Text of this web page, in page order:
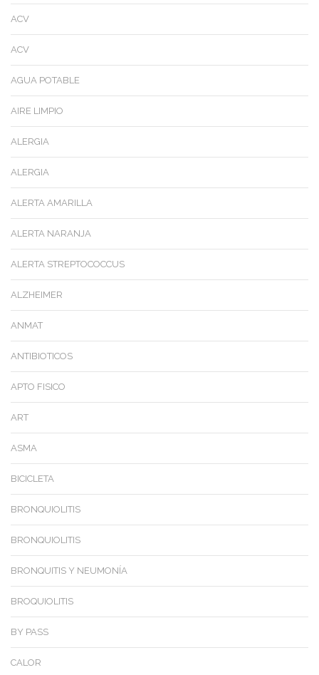
ACV
ACV
AGUA POTABLE
AIRE LIMPIO
ALERGIA
ALERGIA
ALERTA AMARILLA
ALERTA NARANJA
ALERTA STREPTOCOCCUS
ALZHEIMER
ANMAT
ANTIBIOTICOS
APTO FISICO
ART
ASMA
BICICLETA
BRONQUIOLITIS
BRONQUIOLITIS
BRONQUITIS Y NEUMONÍA
BROQUIOLITIS
BY PASS
CALOR